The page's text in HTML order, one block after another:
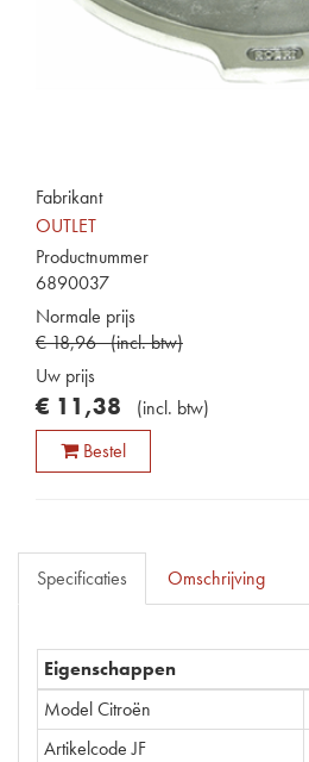
Fabrikant
OUTLET
Productnummer
6890037
Normale prijs
€18,96 (incl. btw)
Uw prijs
€ 11,38 (incl. btw)
Bestel
Specificaties Omschrijving
Eigenschappen
Model Citroën
Artikelcode JF